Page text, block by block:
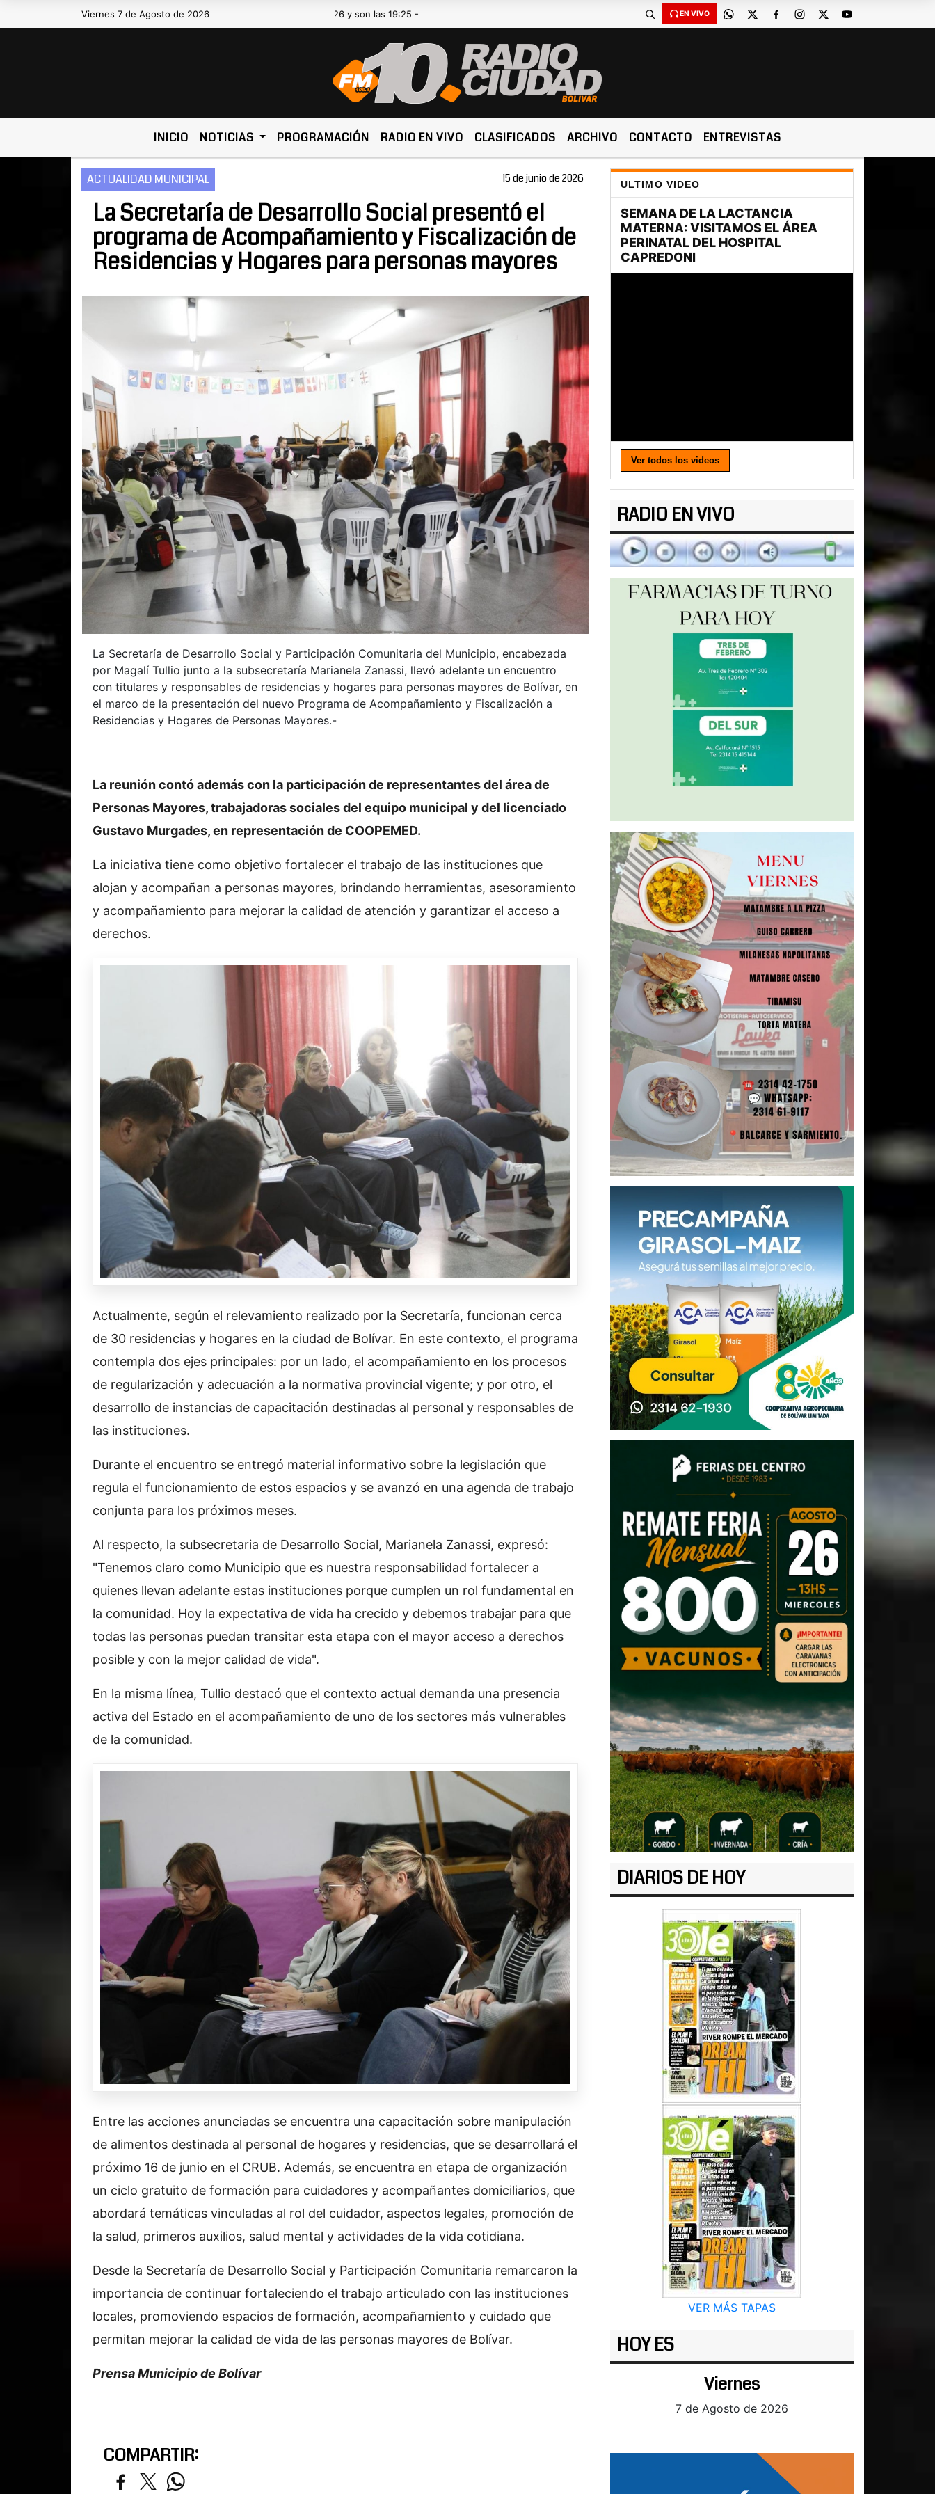
Viernes 7 de Agosto de 2026
Hoy es Viernes 7 de Agosto de 2026 y son las 19:25 - EN VIVO
INICIO NOTICIAS PROGRAMACIÓN RADIO EN VIVO CLASIFICADOS ARCHIVO CONTACTO ENTREVISTAS
ACTUALIDAD MUNICIPAL 15 de junio de 2026
La Secretaría de Desarrollo Social presentó el
programa de Acompañamiento y Fiscalización de
Residencias y Hogares para personas mayores
La Secretaría de Desarrollo Social y Participación Comunitaria del Municipio, encabezada
por Magalí Tullio junto a la subsecretaría Marianela Zanassi, llevó adelante un encuentro
con titulares y responsables de residencias y hogares para personas mayores de Bolívar, en
el marco de la presentación del nuevo Programa de Acompañamiento y Fiscalización a
Residencias y Hogares de Personas Mayores.-
La reunión contó además con la participación de representantes del área de
Personas Mayores, trabajadoras sociales del equipo municipal y del licenciado
Gustavo Murgades, en representación de COOPEMED.
La iniciativa tiene como objetivo fortalecer el trabajo de las instituciones que
alojan y acompañan a personas mayores, brindando herramientas, asesoramiento
y acompañamiento para mejorar la calidad de atención y garantizar el acceso a
derechos.
Actualmente, según el relevamiento realizado por la Secretaría, funcionan cerca
de 30 residencias y hogares en la ciudad de Bolívar. En este contexto, el programa
contempla dos ejes principales: por un lado, el acompañamiento en los procesos
de regularización y adecuación a la normativa provincial vigente; y por otro, el
desarrollo de instancias de capacitación destinadas al personal y responsables de
las instituciones.
Durante el encuentro se entregó material informativo sobre la legislación que
regula el funcionamiento de estos espacios y se avanzó en una agenda de trabajo
conjunta para los próximos meses.
Al respecto, la subsecretaria de Desarrollo Social, Marianela Zanassi, expresó:
"Tenemos claro como Municipio que es nuestra responsabilidad fortalecer a
quienes llevan adelante estas instituciones porque cumplen un rol fundamental en
la comunidad. Hoy la expectativa de vida ha crecido y debemos trabajar para que
todas las personas puedan transitar esta etapa con el mayor acceso a derechos
posible y con la mejor calidad de vida".
En la misma línea, Tullio destacó que el contexto actual demanda una presencia
activa del Estado en el acompañamiento de uno de los sectores más vulnerables
de la comunidad.
Entre las acciones anunciadas se encuentra una capacitación sobre manipulación
de alimentos destinada al personal de hogares y residencias, que se desarrollará el
próximo 16 de junio en el CRUB. Además, se encuentra en etapa de organización
un ciclo gratuito de formación para cuidadores y acompañantes domiciliarios, que
abordará temáticas vinculadas al rol del cuidador, aspectos legales, promoción de
la salud, primeros auxilios, salud mental y actividades de la vida cotidiana.
Desde la Secretaría de Desarrollo Social y Participación Comunitaria remarcaron la
importancia de continuar fortaleciendo el trabajo articulado con las instituciones
locales, promoviendo espacios de formación, acompañamiento y cuidado que
permitan mejorar la calidad de vida de las personas mayores de Bolívar.
Prensa Municipio de Bolívar
COMPARTIR:
ULTIMO VIDEO
Ver todos los videos
RADIO EN VIVO
DIARIOS DE HOY
VER MÁS TAPAS
HOY ES
Viernes
7 de Agosto de 2026